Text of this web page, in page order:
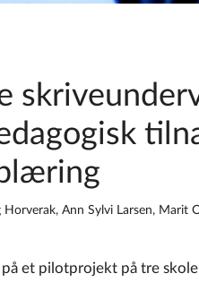
Horverak, Ann Sylvi Larsen, Marit
et pilotprojekt på tre